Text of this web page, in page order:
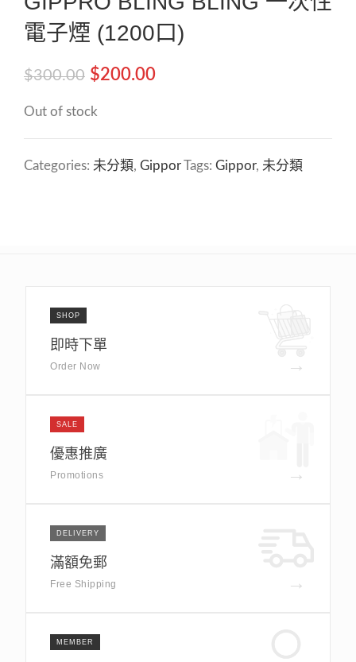
電子煙 (1200口)
$300.00 $200.00
Out of stock
Categories: 未分類, Gippor Tags: Gippor, 未分類
SHOP
即時下單
Order Now →
SALE
優惠推廣
Promotions →
DELIVERY
滿額免郵
Free Shipping →
MEMBER